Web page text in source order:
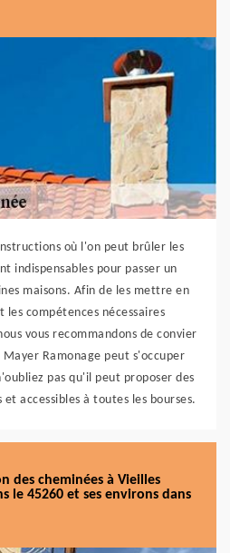
où l'on peut brûler les
indispensables pour passer un
maisons. Afin de les mettre en
les compétences nécessaires
vous recommandons de convier
Ramonage peut s'occuper
pas qu'il peut proposer des
accessibles à toutes les bourses.
des cheminées à Vieilles
le 45260 et ses environs dans